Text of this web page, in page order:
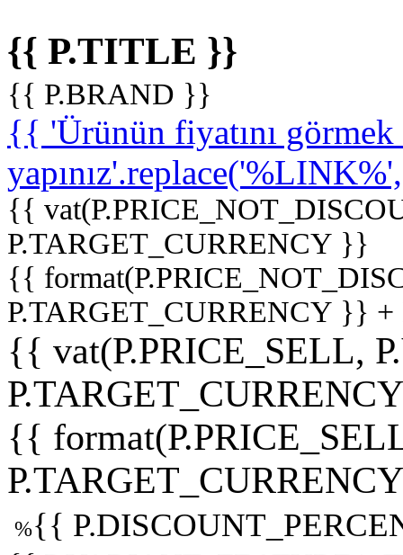
{{ P.TITLE }}
{{ P.BRAND }}
{{ 'Ürünün fiyatını
{{
P.TARGET_CURRENCY }}
{{
P.TARGET_CURRENCY }}
{{ vat(P.PRICE_SELL,
{{
%{{